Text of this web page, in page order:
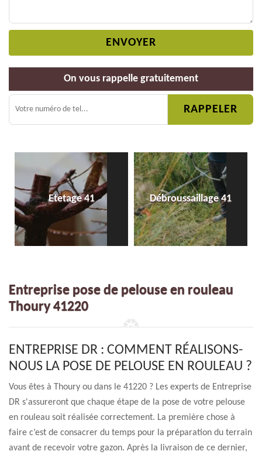
On vous rappelle gratuitement
Etetage 41 Débroussaillage 41
Entreprise pose de pelouse en rouleau
Thoury 41220
ENTREPRISE DR : COMMENT RÉALISONS-
NOUS LA POSE DE PELOUSE EN ROULEAU ?
Vous êtes à Thoury ou dans le 41220 ? Les experts de Entreprise
DR s'assureront que chaque étape de la pose de votre pelouse
en rouleau soit réalisée correctement. La première chose à
faire c’est de consacrer du temps pour la préparation du terrain
avant de recevoir votre gazon. Après la livraison de ce dernier,